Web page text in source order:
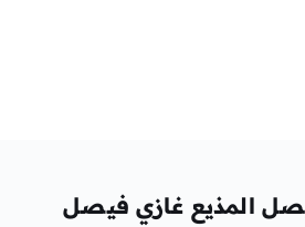
المذيع غازي فيصل